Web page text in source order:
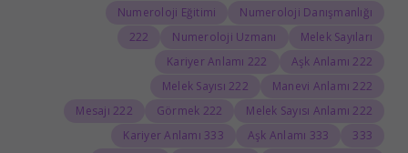
Numeroloji Danışmanlığı
Numeroloji Eğitimi
Melek Sayıları
Numeroloji Uzmanı
222
222 Aşk Anlamı
222 Kariyer Anlamı
222 Manevi Anlamı
222 Melek Sayısı
222 Melek Sayısı Anlamı
222 Görmek
222 Mesajı
333
333 Aşk Anlamı
333 Kariyer Anlamı